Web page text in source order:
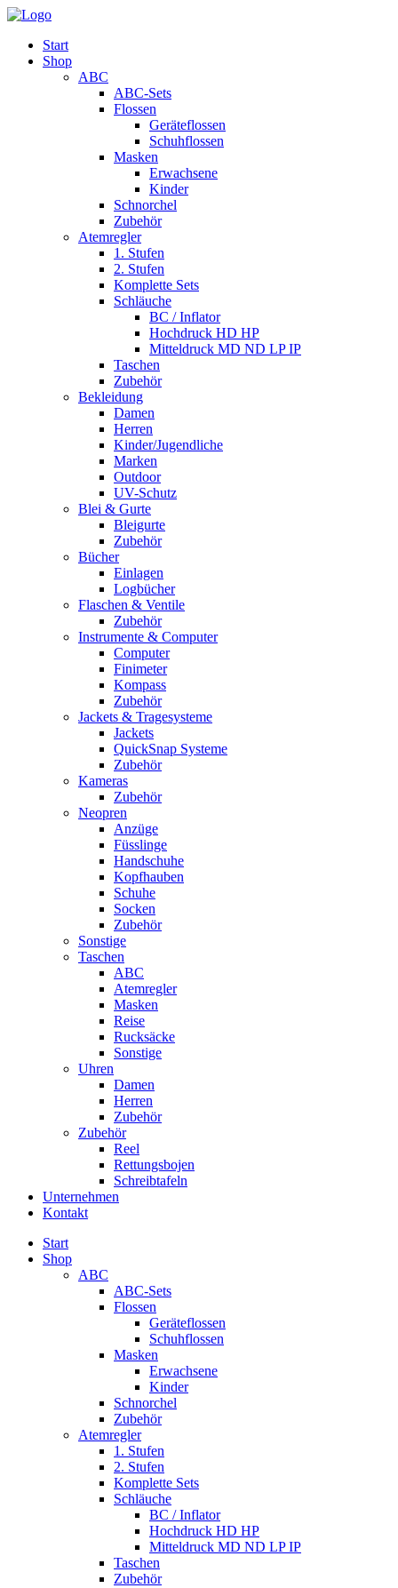
Start
Shop
ABC
ABC-Sets
Flossen
Geräteflossen
Schuhflossen
Masken
Erwachsene
Kinder
Schnorchel
Zubehör
Atemregler
1. Stufen
2. Stufen
Komplette Sets
Schläuche
BC / Inflator
Hochdruck HD HP
Mitteldruck MD ND LP IP
Taschen
Zubehör
Bekleidung
Damen
Herren
Kinder/Jugendliche
Marken
Outdoor
UV-Schutz
Blei & Gurte
Bleigurte
Zubehör
Bücher
Einlagen
Logbücher
Flaschen & Ventile
Zubehör
Instrumente & Computer
Computer
Finimeter
Kompass
Zubehör
Jackets & Tragesysteme
Jackets
QuickSnap Systeme
Zubehör
Kameras
Zubehör
Neopren
Anzüge
Füsslinge
Handschuhe
Kopfhauben
Schuhe
Socken
Zubehör
Sonstige
Taschen
ABC
Atemregler
Masken
Reise
Rucksäcke
Sonstige
Uhren
Damen
Herren
Zubehör
Zubehör
Reel
Rettungsbojen
Schreibtafeln
Unternehmen
Kontakt
Start
Shop
ABC
ABC-Sets
Flossen
Geräteflossen
Schuhflossen
Masken
Erwachsene
Kinder
Schnorchel
Zubehör
Atemregler
1. Stufen
2. Stufen
Komplette Sets
Schläuche
BC / Inflator
Hochdruck HD HP
Mitteldruck MD ND LP IP
Taschen
Zubehör